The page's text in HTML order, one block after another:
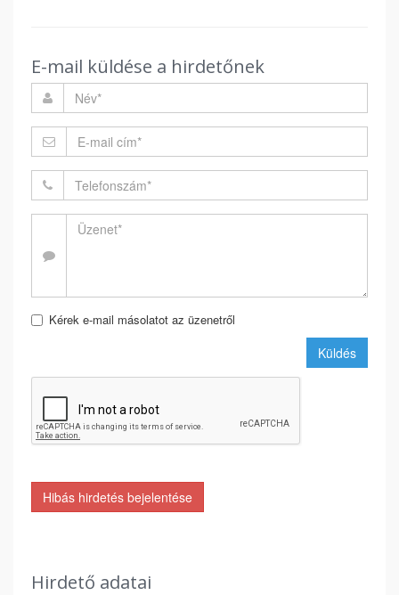
E-mail küldése a hirdetőnek
Kérek e-mail másolatot az üzenetről
Küldés
Hibás hirdetés bejelentése
Hirdető adatai